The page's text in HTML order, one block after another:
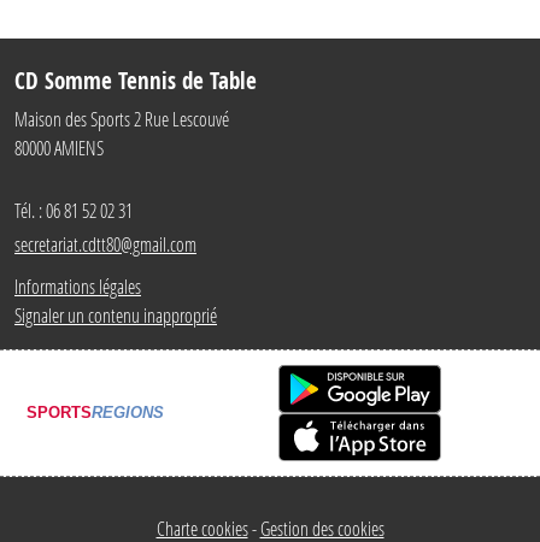
CD Somme Tennis de Table
Maison des Sports 2 Rue Lescouvé
80000AMIENS
Tél. :06 81 52 02 31
secretariat.cdtt80@gmail.com
Informations légales
Signaler un contenu inapproprié
SPORTSREGIONS
Charte cookies Gestion des cookies